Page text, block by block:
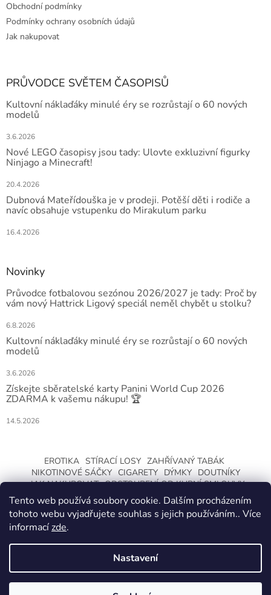
Tento web používá soubory cookie. Dalším procházením
tohoto webu vyjadřujete souhlas s jejich používáním.. Více
informacízde.
Nastavení
Obchodní podmínky
Podmínky ochrany osobních údajů
Jak nakupovat
PRŮVODCE SVĚTEM ČASOPISŮ
Kultovní náklaďáky minulé éry se rozrůstají o 60 nových
modelů
3.6.2026
Nové LEGO časopisy jsou tady: Ulovte exkluzivní figurky
Ninjago a Minecraft!
20.4.2026
Dubnová Mateřídouška je v prodeji. Potěší děti i rodiče a
navíc obsahuje vstupenku do Mirakulum parku
16.4.2026
Novinky
Průvodce fotbalovou sezónou 2026/2027 je tady: Proč by
vám nový Hattrick Ligový speciál neměl chybět u stolku?
6.8.2026
Kultovní náklaďáky minulé éry se rozrůstají o 60 nových
modelů
3.6.2026
Získejte sběratelské karty Panini World Cup 2026
ZDARMA k vašemu nákupu! 🏆
14.5.2026
EROTIKA STÍRACÍ LOSY ZAHŘÍVANÝ TABÁK
NIKOTINOVÉ SÁČKY CIGARETY DÝMKY
DOUTNÍKY
JAK NAKUPOVAT ODSTOUPENÍ OD KUPNÍ SMLOUVY
Vytvořil Shoptet